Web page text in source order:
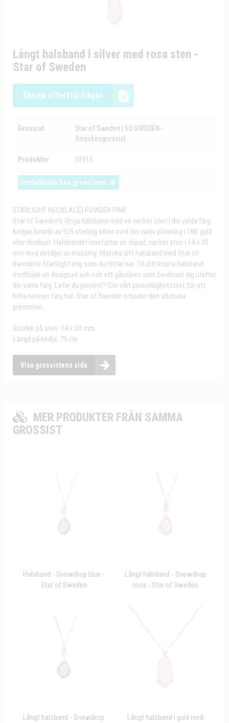
Långt halsband i silver med rosa sten -
Star of Sweden
Skicka offertförfrågan
Grossist
Star of Sweden | SO SWEDEN -
Smyckesgrossist
Produktnr SF015
Produktsida hos grossisten
STARLIGHT NECKLACE| POWDER PINK
Star of Sweden’s långa halsband med en vacker sten i din valda färg.
Kedjan består av 925 sterling silver med din valda plätering i 18K guld
eller rhodium. Halsbandet innefattar en slipad, vacker sten i 14 x 30
mm med detaljer av mässing. Matcha ditt halsband med Star of
Sweden’s Startlight ring som du hittar här. Till ditt köpta halsband
medföljer en designad ask och ett gåvobrev som beskriver dig utefter
din valda färg. Letar du present? Gör vårt personlighetstest för att
hitta hennes färg här. Star of Sweden erbjuder den ultimata
presenten.
Storlek på sten: 14 x 30 mm
Längd på kedja: 75 cm
Visa grossistens sida
MER PRODUKTER FRÅN SAMMA
GROSSIST
Halsband - Snowdrop blue -
Star of Sweden
Långt halsband - Snowdrop
rosa - Star of Sweden
Långt halsband - Snowdrop
Långt halsband i guld med